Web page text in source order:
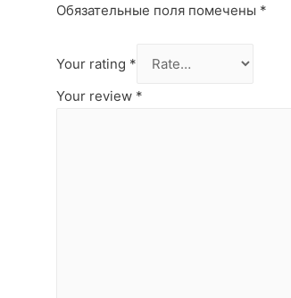
Обязательные поля помечены *
Your rating *
Your review *